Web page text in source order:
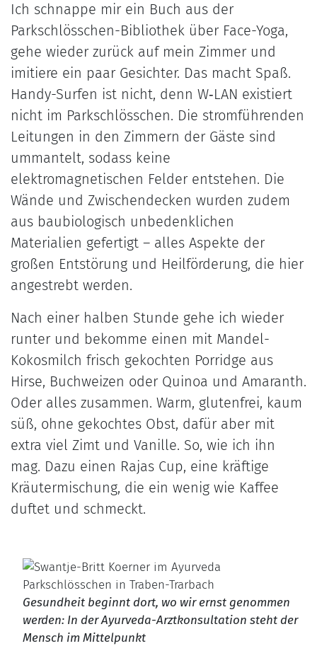
Ich schnappe mir ein Buch aus der
Parkschlösschen-Bibliothek über Face-Yoga,
gehe wieder zurück auf mein Zimmer und
imitiere ein paar Gesichter. Das macht Spaß.
Handy-Surfen ist nicht, denn W‑LAN existiert
nicht im Parkschlösschen. Die stromführenden
Leitungen in den Zimmern der Gäste sind
ummantelt, sodass keine
elektromagnetischen Felder entstehen. Die
Wände und Zwischendecken wurden zudem
aus baubiologisch unbedenklichen
Materialien gefertigt – alles Aspekte der
großen Entstörung und Heilförderung, die hier
angestrebt werden.
Nach einer halben Stunde gehe ich wieder
runter und bekomme einen mit Mandel-
Kokosmilch frisch gekochten Porridge aus
Hirse, Buchweizen oder Quinoa und Amaranth.
Oder alles zusammen. Warm, glutenfrei, kaum
süß, ohne gekochtes Obst, dafür aber mit
extra viel Zimt und Vanille. So, wie ich ihn
mag. Dazu einen Rajas Cup, eine kräftige
Kräutermischung, die ein wenig wie Kaffee
duftet und schmeckt.
Gesundheit beginnt dort, wo wir ernst genommen
werden: In der Ayurveda-Arztkonsultation steht der
Mensch im Mittelpunkt